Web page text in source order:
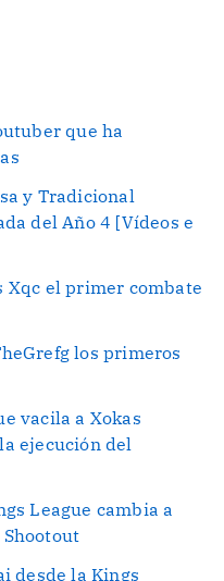
que ha
y Tradicional
del Año 4 [Vídeos e
Xqc el primer combate
los primeros
vacila a Xokas
ejecución del
League cambia a
desde la Kings